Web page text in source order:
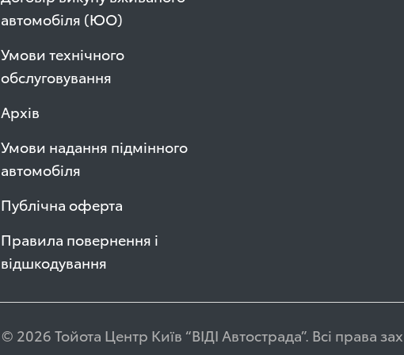
автомобіля (ЮО)
Умови технічного
обслуговування
Архів
Умови надання підмінного
автомобіля
Публічна оферта
Правила повернення і
відшкодування
© 2026 Тойота Центр Київ “ВІДІ Автострада”. Всі права